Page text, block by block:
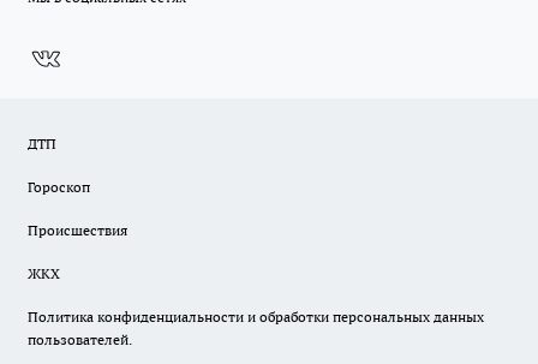
ДТП
Гороскоп
Происшествия
ЖКХ
Политика конфиденциальности и обработки персональных данных
пользователей.